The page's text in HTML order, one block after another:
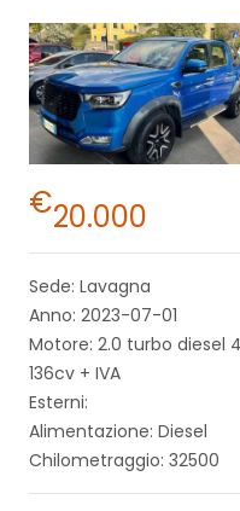
€20.000
Sede: Lavagna
Anno: 2023-07-01
Motore: 2.0 turbo diesel
136cv + IVA
Esterni:
Alimentazione: Diesel
Chilometraggio: 32500